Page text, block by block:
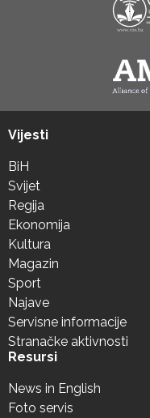
Vijesti
BiH
Svijet
Regija
Ekonomija
Kultura
Magazin
Sport
Najave
Servisne informacije
Stranačke aktivnosti
Resursi
News in English
Foto servis